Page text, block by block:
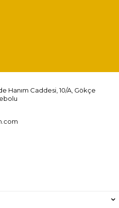
Hanım Caddesi, 10/A, Gökçe